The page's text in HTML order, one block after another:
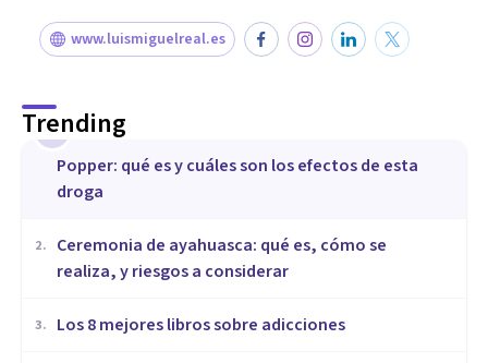
www.luismiguelreal.es
Trending
1
Popper: qué es y cuáles son los efectos de esta
droga
2.
Ceremonia de ayahuasca: qué es, cómo se
realiza, y riesgos a considerar
3. Los 8 mejores libros sobre adicciones